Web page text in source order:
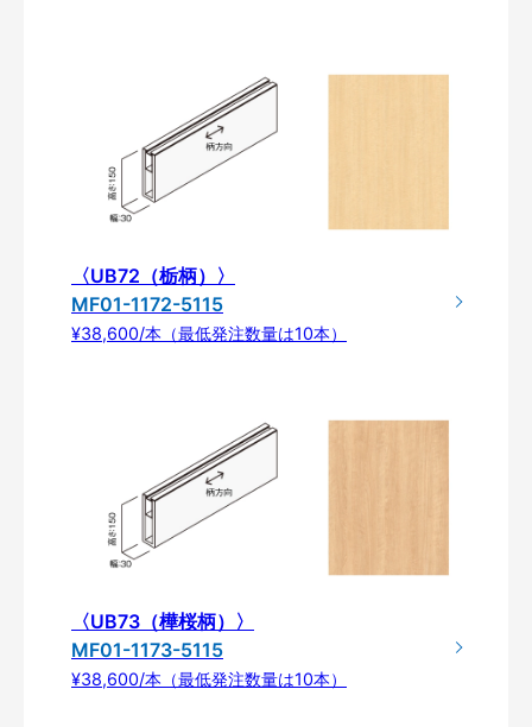
〈UB72（栃柄）〉
MF01-1172-5115
¥38,600/本（最低発注数量は10本）
〈UB73（樺桜柄）〉
MF01-1173-5115
¥38,600/本（最低発注数量は10本）